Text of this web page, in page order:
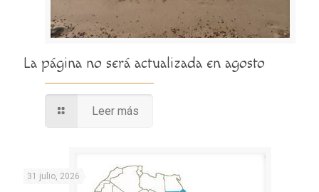
La página no será actualizada en agosto
Leer más
31 julio, 2026